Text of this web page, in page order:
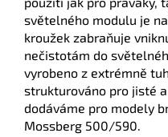
světelného modulu je na
kroužek zabraňuje
nečistotám do
vyrobeno z extrémně
strukturováno pro jisté
dodáváme pro modely
Mossberg 500/590.